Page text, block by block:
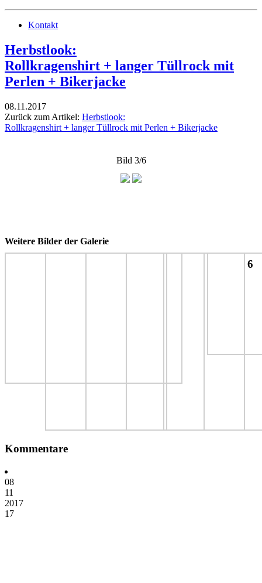
Kontakt
Herbstlook:
Rollkragenshirt + langer Tüllrock mit
Perlen + Bikerjacke
08.11.2017
Zurück zum Artikel: Herbstlook:
Rollkragenshirt + langer Tüllrock mit Perlen + Bikerjacke
Bild 3/6
Weitere Bilder der Galerie
6
Kommentare
08
11
2017
17